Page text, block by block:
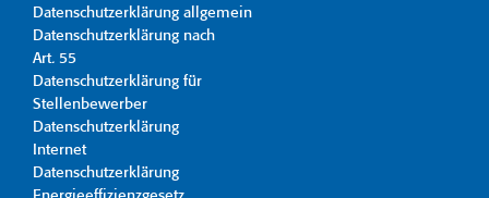
Datenschutzerklärung allgemein
Datenschutzerklärung nach
Art. 55
Datenschutzerklärung für
Stellenbewerber
Datenschutzerklärung
Internet
Datenschutzerklärung